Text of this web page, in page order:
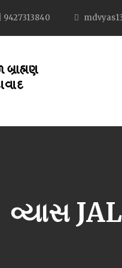
9427313840
વ્યાસ